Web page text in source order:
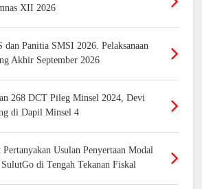
XII 2026
dan Panitia SMSI 2026. Pelaksanaan
Akhir September 2026
268 DCT Pileg Minsel 2024, Devi
di Dapil Minsel 4
Usulan Penyertaan Modal
di Tengah Tekanan Fiskal